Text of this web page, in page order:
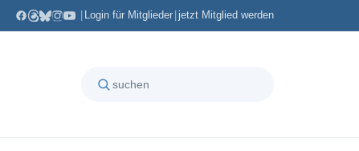
Login für Mitglieder jetzt Mitglied werden